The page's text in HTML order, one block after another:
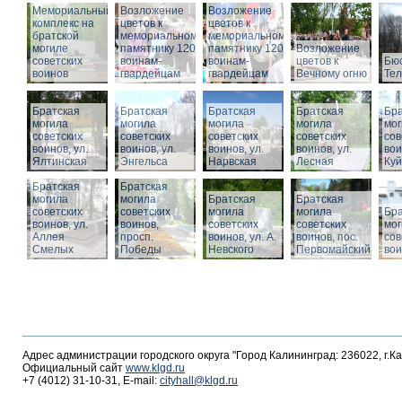
Мемориальный
комплекс на
братской
могиле
советских
воинов
Возложение
цветов к
мемориальному
памятнику 1200
воинам-
гвардейцам
Возложение
цветов к
мемориальному
памятнику 1200
воинам-
гвардейцам
Возложение
цветов к
Вечному огню
Братская
могила
советских
воинов, ул.
Ялтинская
Братская
могила
советских
воинов, ул.
Энгельса
Братская
могила
советских
воинов, ул.
Нарвская
Братская
могила
советских
воинов, ул.
Лесная
Братская
могила
советских
воинов, ул.
Аллея
Смелых
Братская
могила
советских
воинов,
просп.
Победы
Братская
могила
советских
воинов, ул. А.
Невского
Братская
могила
советских
воинов, пос.
Первомайский
Адрес администрации городского округа "Город Калининград: 236022,
Официальный сайт www.klgd.ru
+7 (4012) 31-10-31, E-mail: cityhall@klgd.ru